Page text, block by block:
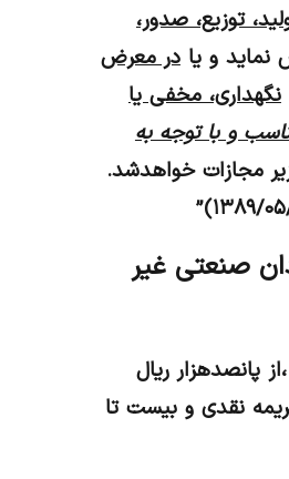
توزیع، صدور،
نماید و یادر معرض
نگهداری، مخفی یا
و با توجه به
مجازات خواهدشد.
صنعتی غیر
پانصدهزار ریال
نقدی و بیست تا